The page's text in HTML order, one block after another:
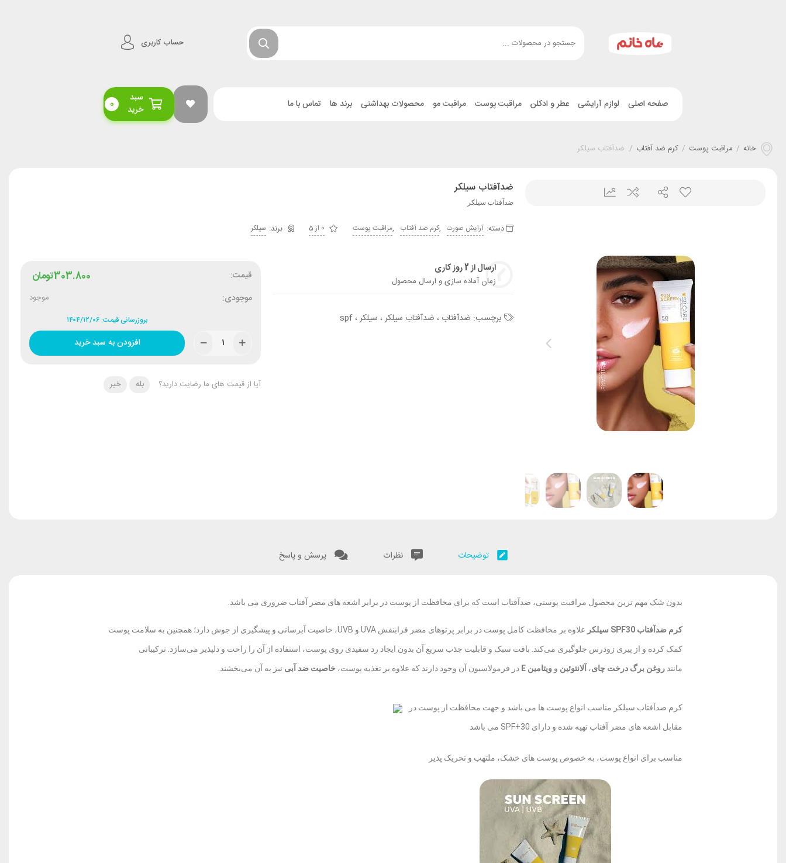
حساب کاربری
صفحه اصلی لوازم آرایشی عطر و ادکلن مراقبت پوست مراقبت مو محصولات بهداشتی برند ها تماس با ما
سبد
خرید
0
خانه / مراقبت پوست / کرم ضد آفتاب / ضدآفتاب سیلکر
ضدآفتاب سیلکر
ضدآفتاب سیلکر
دسته: آرایش صورت ,کرم ضد آفتاب ,مراقبت پوست 0 از 5 سیلکر
ارسال از 2 روز کاری
زمان آماده سازی و ارسال محصول
برچسب: ضدآفتاب ، ضدآفتاب سیلکر ، سیلکر ، spf
قیمت: تومان303.800
موجودی: موجود
بروزرسانی قیمت: ۱۴۰۴/۱۲/۰۶
افزودن به سبد خرید
آیا از قیمت های ما رضایت دارید؟ بله خیر
توضیحات نظرات پرسش و پاسخ
بدون شک مهم ترین محصول مراقبت پوستی، ضدآفتاب است که برای محافظت از پوست در برابر اشعه های مضر آفتاب ضروری می باشد.
کرم ضدآفتاب SPF30 سیلکر علاوه بر محافظت کامل پوست در برابر پرتوهای مضر فرابنفش UVA و UVB، خاصیت آبرسانی و پیشگیری از جوش دارد؛ همچنین به سلامت پوست
کمک کرده و از پیری زودرس جلوگیری می‌کند. بافت سبک و قابلیت جذب سریع آن بدون ایجاد رد سفیدی روی پوست، استفاده از آن را راحت و دلپذیر می‌سازد. ترکیباتی
مانند روغن برگ درخت چای، آلانتوئین و ویتامین E در فرمولاسیون آن وجود دارند که علاوه بر تغذیه پوست، خاصیت ضد آبی نیز به آن می‌بخشند.
کرم ضدآفتاب سیلکر مناسب انواع پوست ها می باشد و جهت محافظت از پوست در
مقابل اشعه های مضر آفتاب تهیه شده و دارای SPF+30 می باشد
مناسب برای انواع پوست، به خصوص پوست های خشک، ملتهب و تحریک پذیر